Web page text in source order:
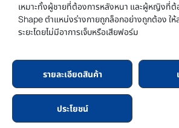
เหมาะทั้งผู้ชายที่ต้องการหลังหนา และผู้หญิงที่ต้
Shape ตำแหน่งร่างกายถูกล็อกอย่างถูกต้อง ให้
ระยะโดยไม่มีอาการเจ็บหรือเสียฟอร์ม
รายละเอียดสินค้า
ประโยชน์